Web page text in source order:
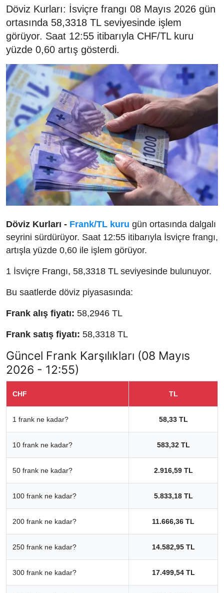
Döviz Kurları: İsviçre frangı 08 Mayıs 2026 gün
ortasında 58,3318 TL seviyesinde işlem
görüyor. Saat 12:55 itibarıyla CHF/TL kuru
yüzde 0,60 artış gösterdi.
Döviz Kurları - Frank/TL kuru gün ortasında dalgalı
seyrini sürdürüyor. Saat 12:55 itibarıyla İsviçre frangı,
artışla yüzde 0,60 ile işlem görüyor.
1 İsviçre Frangı, 58,3318 TL seviyesinde bulunuyor.
Bu saatlerde döviz piyasasında:
Frank alış fiyatı: 58,2946 TL
Frank satış fiyatı: 58,3318 TL
Güncel Frank Karşılıkları (08 Mayıs
2026 - 12:55)
CHF TL
1 frank ne kadar? 58,33 TL
10 frank ne kadar? 583,32 TL
50 frank ne kadar? 2.916,59 TL
100 frank ne kadar? 5.833,18 TL
200 frank ne kadar? 11.666,36 TL
250 frank ne kadar? 14.582,95 TL
300 frank ne kadar? 17.499,54 TL